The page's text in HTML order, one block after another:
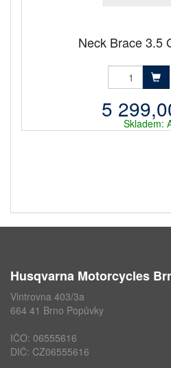
Neck Brace 3.5
5
Skladem:
Husqvarna Motorcycles
Vintrovna 403/3a
664 41 Brno Popůvky
IČO: 06555616
DIČ: CZ06555616